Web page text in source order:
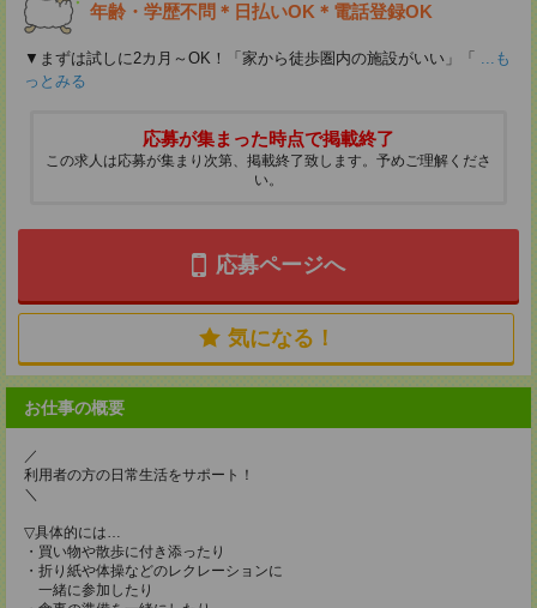
年齢・学歴不問＊日払いOK＊電話登録OK
▼まずは試しに2カ月～OK！「家から徒歩圏内の施設がいい」「 ...も
っとみる
応募が集まった時点で掲載終了
この求人は応募が集まり次第、掲載終了致します。予めご理解くださ
い。
応募ページへ
気になる！
お仕事の概要
／
利用者の方の日常生活をサポート！
＼
▽具体的には…
・買い物や散歩に付き添ったり
・折り紙や体操などのレクレーションに
一緒に参加したり